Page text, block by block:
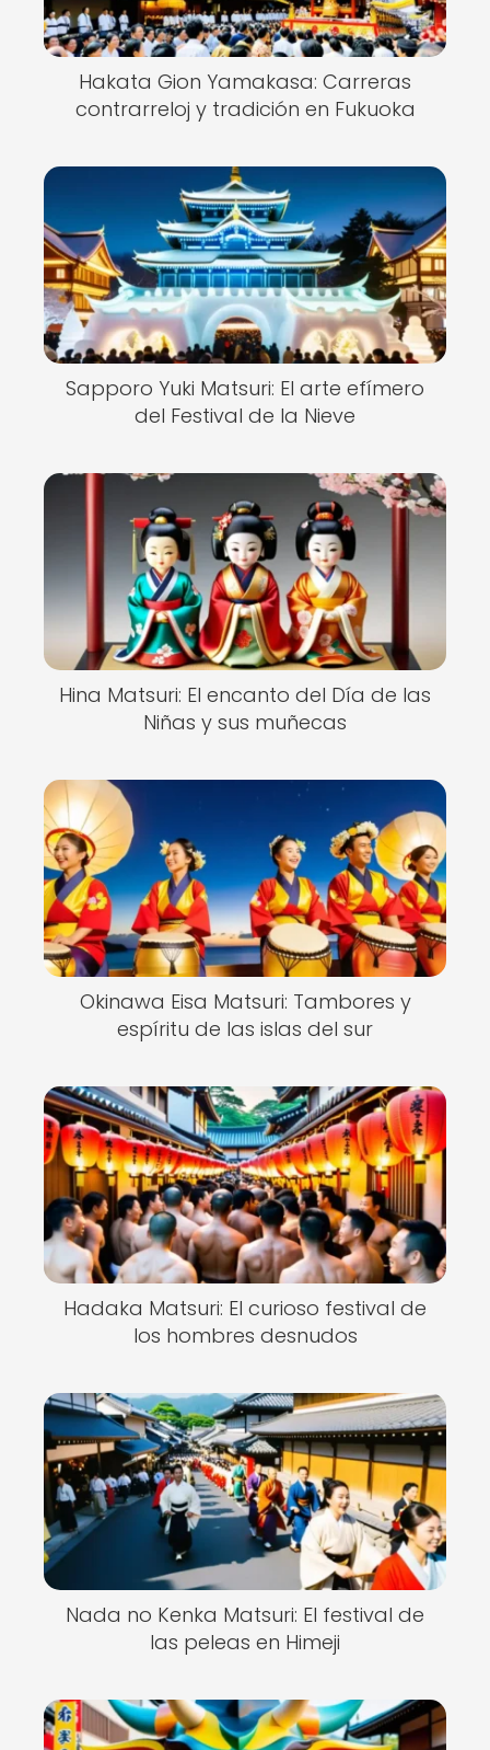
Hakata Gion Yamakasa: Carreras
contrarreloj y tradición en Fukuoka
Sapporo Yuki Matsuri: El arte efímero
del Festival de la Nieve
Hina Matsuri: El encanto del Día de las
Niñas y sus muñecas
Okinawa Eisa Matsuri: Tambores y
espíritu de las islas del sur
Hadaka Matsuri: El curioso festival de
los hombres desnudos
Nada no Kenka Matsuri: El festival de
las peleas en Himeji